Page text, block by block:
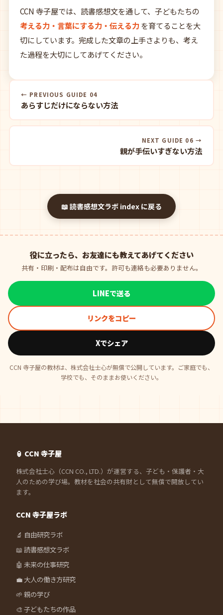
CCN 寺子屋では、読書感想文を通して、子どもたちの
考える力・言葉にする力・伝える力 を育てることを大
切にしています。完成した文章の上手さよりも、考え
た過程を大切にしてあげてください。
← PREVIOUS GUIDE 04
あらすじだけにならない方法
NEXT GUIDE 06 →
親が手伝いすぎない方法
📖 読書感想文ラボ index に戻る
役に立ったら、お友達にも教えてあげてください
共有・印刷・配布は自由です。許可も連絡も必要ありません。
LINEで送る
リンクをコピー
Xでシェア
CCN 寺子屋の教材は、株式会社士心が無償で公開しています。ご家庭でも、
学校でも、そのままお使いください。
🏮 CCN 寺子屋
株式会社士心（CCN CO., LTD.）が運営する、子ども・保護者・大
人のための学び場。教材を社会の共有財として無償で開放してい
ます。
CCN 寺子屋ラボ
🔬 自由研究ラボ
📖 読書感想文ラボ
🤖 未来の仕事研究
💼 大人の働き方研究
🌱 親の学び
🎨 子どもたちの作品